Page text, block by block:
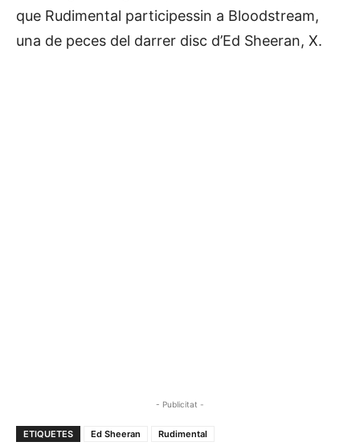
que Rudimental participessin a Bloodstream,
una de peces del darrer disc d’Ed Sheeran, X.
- Publicitat -
ETIQUETES Ed Sheeran Rudimental